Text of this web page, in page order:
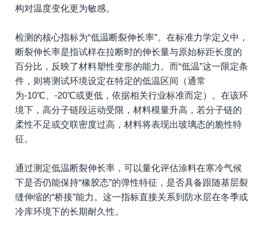
构对温度变化更为敏感。
检测的核心指标为“低温断裂伸长率”。在标准力学定义中，
断裂伸长率是指试样在拉断时的伸长量与原始标距长度的
百分比，反映了材料塑性变形的能力。而“低温”这一限定条
件，则将测试环境设定在特定的低温区间（通常
为-10℃、-20℃或更低，依据相关行业标准而定）。在该环
境下，高分子链段运动受限，材料模量升高，若分子链的
柔性不足或交联密度过高，材料将表现出玻璃态的脆性特
征。
通过测定低温断裂伸长率，可以量化评估涂料在寒冷气候
下是否仍能保持“橡胶态”的弹性特征，是否具备跟随基层裂
缝伸缩的“桥接”能力。这一指标直接关系到防水层在冬季或
冷库环境下的长期耐久性。